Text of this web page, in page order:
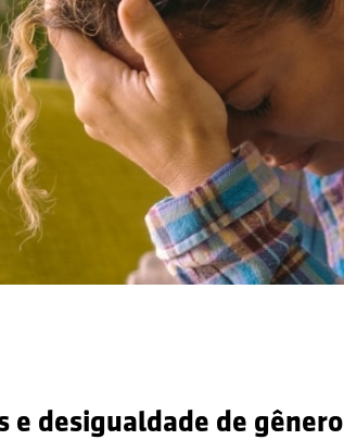
e desigualdade de gênero